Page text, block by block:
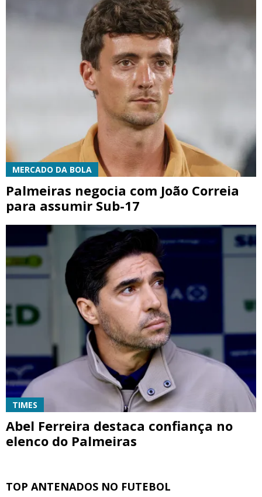
MERCADO DA BOLA
Palmeiras negocia com João Correia
para assumir Sub-17
TIMES
Abel Ferreira destaca confiança no
elenco do Palmeiras
TOP ANTENADOS NO FUTEBOL